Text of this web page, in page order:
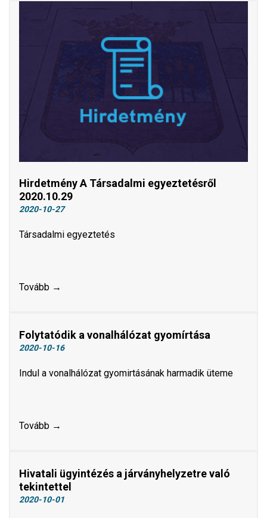
Hirdetmény A Társadalmi egyeztetésről
2020.10.29
2020-10-27
Társadalmi egyeztetés
Tovább →
Folytatódik a vonalhálózat gyomírtása
2020-10-16
Indul a vonalhálózat gyomirtásának harmadik üteme
Tovább →
Hivatali ügyintézés a járványhelyzetre való
tekintettel
2020-10-01